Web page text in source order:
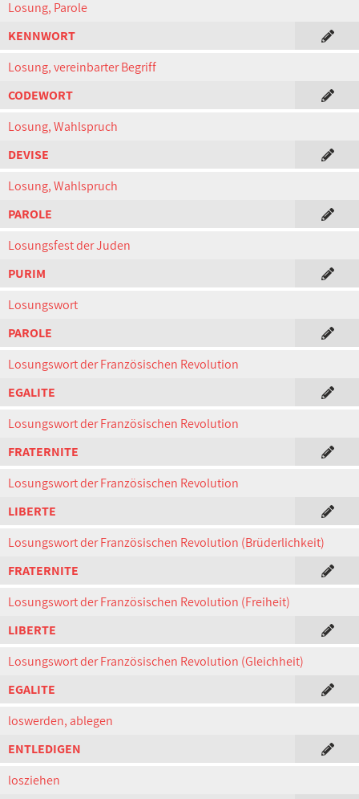
Losung, Parole
KENNWORT
Losung, vereinbarter Begriff
CODEWORT
Losung, Wahlspruch
DEVISE
Losung, Wahlspruch
PAROLE
Losungsfest der Juden
PURIM
Losungswort
PAROLE
Losungswort der Französischen Revolution
EGALITE
Losungswort der Französischen Revolution
FRATERNITE
Losungswort der Französischen Revolution
LIBERTE
Losungswort der Französischen Revolution (Brüderlichkeit)
FRATERNITE
Losungswort der Französischen Revolution (Freiheit)
LIBERTE
Losungswort der Französischen Revolution (Gleichheit)
EGALITE
loswerden, ablegen
ENTLEDIGEN
losziehen